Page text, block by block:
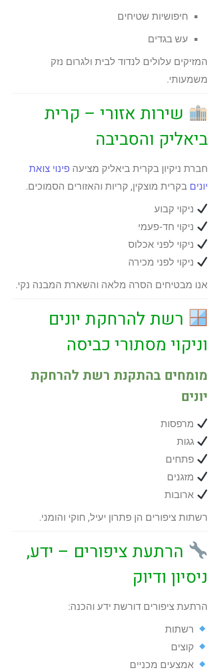
חיפושיות שטיחים
עש בגדים
המזיקים עלולים לנדוד לבית ולגרום נזק
משמעותי.
שירות אזורי – קרית
ביאליק והסביבה
חברת ניקיון בקרית ביאליק מציעה פינוי צואת
יונים בקרית מוצקין, קריות והאזורים הסמוכים.
ניקוי קבוע
ניקוי חד-פעמי
ניקוי לפני אכלוס
ניקוי לפני מכירה
אנו מבטיחים הסרה מלאה והשארת המבנה נקי.
רשת להרחקת יונים
וניקוי מסתורי כביסה
מומחים בהתקנת רשת להרחקת
יונים
מרפסות
גגות
פתחים
מזגנים
ארובות
רשתות ציפורים הן פתרון יעיל, חוקי והומני.
הרתעת ציפורים – ידע,
ניסיון ודיוק
הרתעת ציפורים דורשת ידע והכנה:
רשתות
קוצים
אמצעים מכניים